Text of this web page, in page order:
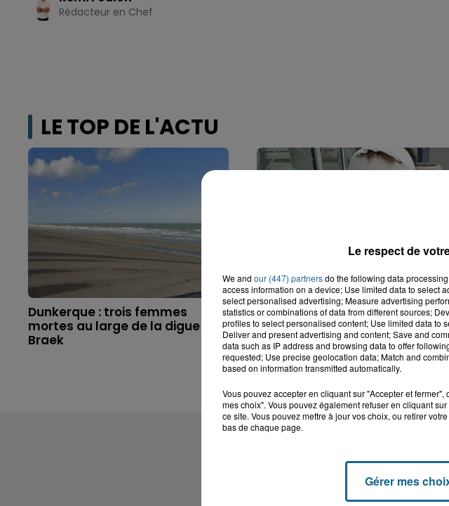
Rédacteur en Chef
LE TOP DE L'ACTU
Dunkerque : trois femmes
mortes au large de la digue du
Braek
Saint-Omer : un enfant
gravement brûlé après
l'explosion d'un jouet...
Le respect de
We and our (447) partnersdo the following data
access information on a device; Use limited data to select
select personalised advertising; Measure advertising
statistics or combinations of data from different sources;
profiles to select personalised content; Use limited data to
Deliver and present advertising and content; Save and
data such as IP address and browsing data to offer
requested; Use precise geolocation data; Match and
based on information transmitted automatically.
Vous pouvez accepter en cliquant sur "Accepter et
mes choix". Vous pouvez également refuser en cliquant
ce site. Vous pouvez mettre à jour vos choix, ou retirer
bas de chaque page.
Gérer mes